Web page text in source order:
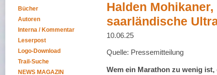
Bücher
Autoren
Interna / Kommentar
Leserpost
Logo-Download
Trail-Suche
NEWS MAGAZIN
Halden
saarländische
10.06.25
Quelle: Pressemitteilung
Wem ein Marathon zu wenig